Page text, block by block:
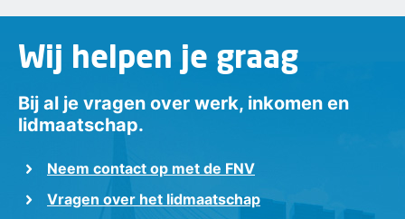
Wij helpen je graag
Bij al je vragen over werk, inkomen en
lidmaatschap.
Neem contact op met de FNV
Vragen over het lidmaatschap